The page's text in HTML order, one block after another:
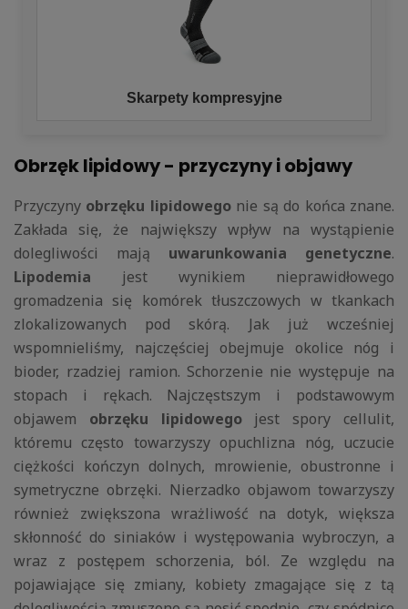
Skarpety kompresyjne
Obrzęk lipidowy - przyczyny i objawy
Przyczyny obrzęku lipidowegonie są do końca znane.
Zakłada się, że największy wpływ na wystąpienie
dolegliwości mają uwarunkowania genetyczne.
Lipodemia jest wynikiem nieprawidłowego
gromadzenia się komórek tłuszczowych w tkankach
zlokalizowanych pod skórą. Jak już wcześniej
wspomnieliśmy, najczęściej obejmuje okolice nóg i
bioder, rzadziej ramion. Schorzenie nie występuje na
stopach i rękach. Najczęstszym i podstawowym
objawem obrzęku lipidowegojest spory cellulit,
któremu często towarzyszy opuchlizna nóg, uczucie
ciężkości kończyn dolnych, mrowienie, obustronne i
symetryczne obrzęki. Nierzadko objawom towarzyszy
również zwiększona wrażliwość na dotyk, większa
skłonność do siniaków i występowania wybroczyn, a
wraz z postępem schorzenia, ból. Ze względu na
pojawiające się zmiany, kobiety zmagające się z tą